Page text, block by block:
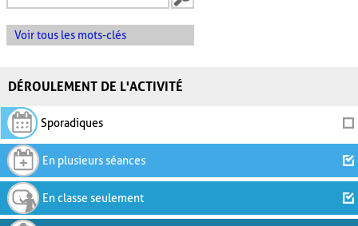
Voir tous les mots-clés
DÉROULEMENT DE L'ACTIVITÉ
Sporadiques
En plusieurs séances
En classe seulement